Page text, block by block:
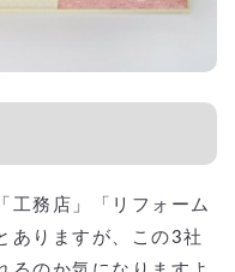
工務店」「リフォーム
ありますが、この3社